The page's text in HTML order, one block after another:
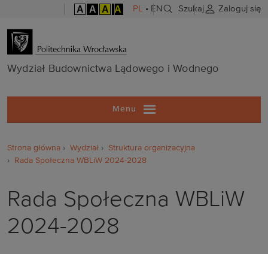
A A A A PL • EN Szukaj Zaloguj się
Wydział
Wydział Budownictwa Lądowego i Wodnego
Menu
Strona główna Wydział
Struktura organizacyjna
Rada Społeczna WBLiW 2024-2028
Rada Społeczna WBLiW
2024-2028